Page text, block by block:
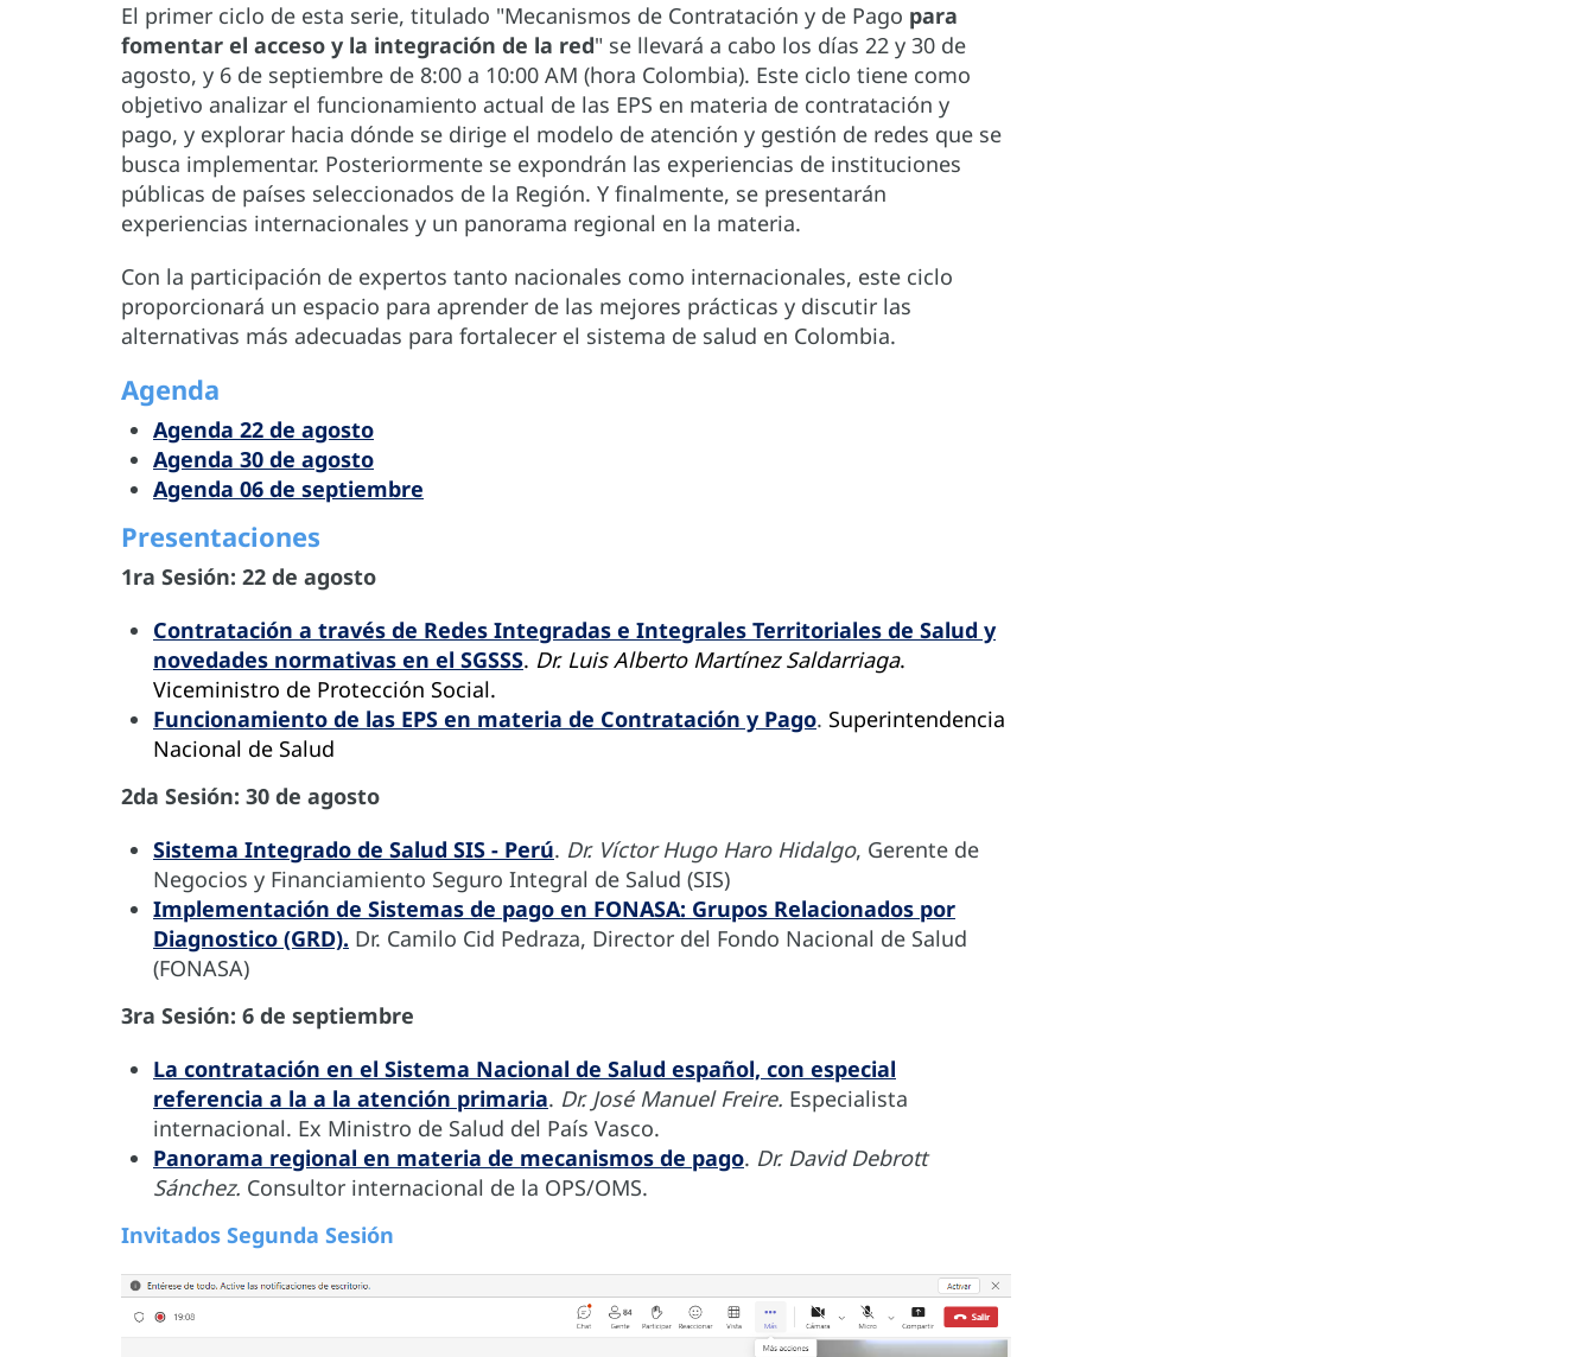
El primer ciclo de esta serie, titulado "Mecanismos de Contratación y de Pago para
fomentar el acceso y la integración de la red" se llevará a cabo los días 22 y 30 de
agosto, y 6 de septiembre de 8:00 a 10:00 AM (hora Colombia). Este ciclo tiene como
objetivo analizar el funcionamiento actual de las EPS en materia de contratación y
pago, y explorar hacia dónde se dirige el modelo de atención y gestión de redes que se
busca implementar. Posteriormente se expondrán las experiencias de instituciones
públicas de países seleccionados de la Región. Y finalmente, se presentarán
experiencias internacionales y un panorama regional en la materia.
Con la participación de expertos tanto nacionales como internacionales, este ciclo
proporcionará un espacio para aprender de las mejores prácticas y discutir las
alternativas más adecuadas para fortalecer el sistema de salud en Colombia.
Agenda
Agenda 22 de agosto
Agenda 30 de agosto
Agenda 06 de septiembre
Presentaciones
1ra Sesión: 22 de agosto
Contratación a través de Redes Integradas e Integrales Territoriales de Salud y
novedades normativas en el SGSSS. Dr. Luis Alberto Martínez Saldarriaga.
Viceministro de Protección Social.
Funcionamiento de las EPS en materia de Contratación y Pago. Superintendencia
Nacional de Salud
2da Sesión: 30 de agosto
Sistema Integrado de Salud SIS - Perú. Dr. Víctor Hugo Haro Hidalgo, Gerente de
Negocios y Financiamiento Seguro Integral de Salud (SIS)
Implementación de Sistemas de pago en FONASA: Grupos Relacionados por
Diagnostico (GRD). Dr. Camilo Cid Pedraza, Director del Fondo Nacional de Salud
(FONASA)
3ra Sesión: 6 de septiembre
La contratación en el Sistema Nacional de Salud español, con especial
referencia a la a la atención primaria. Dr. José Manuel Freire. Especialista
internacional. Ex Ministro de Salud del País Vasco.
Panorama regional en materia de mecanismos de pago. Dr. David Debrott
Sánchez. Consultor internacional de la OPS/OMS.
Invitados Segunda Sesión